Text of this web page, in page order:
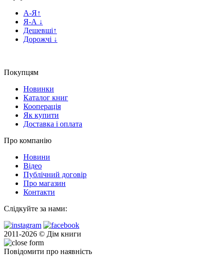
А-Я↑
Я-А ↓
Дешевші↑
Дорожчі ↓
Покупцям
Новинки
Каталог книг
Кооперація
Як купити
Доставка і оплата
Про компанію
Новини
Відео
Публічний договір
Про магазин
Контакти
Слідкуйте за нами:
2011-2026 © Дім книги
Повідомити про наявність